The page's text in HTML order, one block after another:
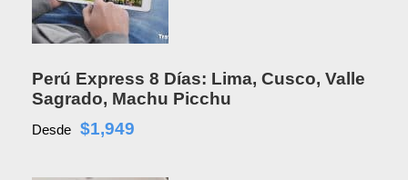
Perú Express 8 Días: Lima, Cusco, Valle
Sagrado, Machu Picchu
Desde $1,949